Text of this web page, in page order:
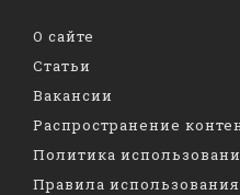
О сайте
Статьи
Вакансии
Распространение
Политика
Правила